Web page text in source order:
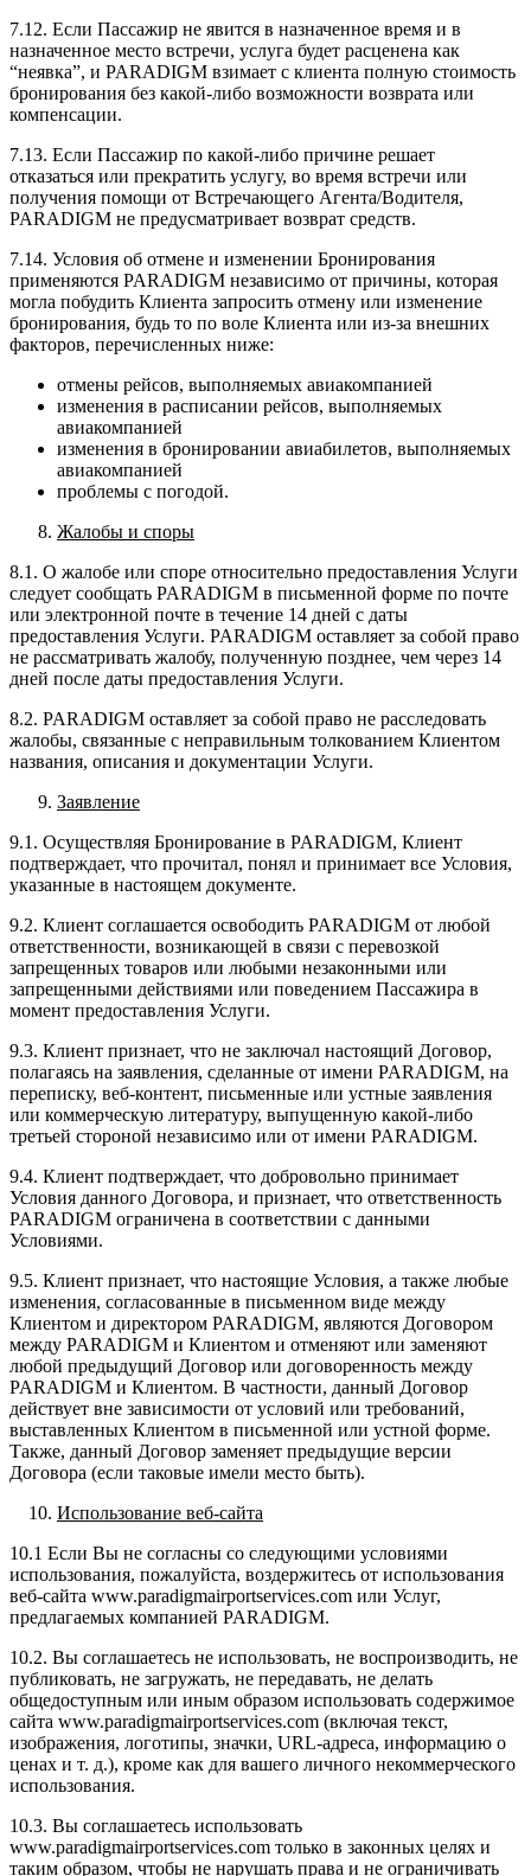
7.12. Если Пассажир не явится в назначенное время и в
назначенное место встречи, услуга будет расценена как
“неявка”, и PARADIGM взимает с клиента полную стоимость
бронирования без какой-либо возможности возврата или
компенсации.
7.13. Если Пассажир по какой-либо причине решает
отказаться или прекратить услугу, во время встречи или
получения помощи от Встречающего Агента/Водителя,
PARADIGM не предусматривает возврат средств.
7.14. Условия об отмене и изменении Бронирования
применяются PARADIGM независимо от причины, которая
могла побудить Клиента запросить отмену или изменение
бронирования, будь то по воле Клиента или из-за внешних
факторов, перечисленных ниже:
отмены рейсов, выполняемых авиакомпанией
изменения в расписании рейсов, выполняемых
авиакомпанией
изменения в бронировании авиабилетов, выполняемых
авиакомпанией
проблемы с погодой.
Жалобы и споры
8.1. О жалобе или споре относительно предоставления Услуги
следует сообщать PARADIGM в письменной форме по почте
или электронной почте в течение 14 дней с даты
предоставления Услуги. PARADIGM оставляет за собой право
не рассматривать жалобу, полученную позднее, чем через 14
дней после даты предоставления Услуги.
8.2. PARADIGM оставляет за собой право не расследовать
жалобы, связанные с неправильным толкованием Клиентом
названия, описания и документации Услуги.
Заявление
9.1. Осуществляя Бронирование в PARADIGM, Клиент
подтверждает, что прочитал, понял и принимает все Условия,
указанные в настоящем документе.
9.2. Клиент соглашается освободить PARADIGM от любой
ответственности, возникающей в связи с перевозкой
запрещенных товаров или любыми незаконными или
запрещенными действиями или поведением Пассажира в
момент предоставления Услуги.
9.3. Клиент признает, что не заключал настоящий Договор,
полагаясь на заявления, сделанные от имени PARADIGM, на
переписку, веб-контент, письменные или устные заявления
или коммерческую литературу, выпущенную какой-либо
третьей стороной независимо или от имени PARADIGM.
9.4. Клиент подтверждает, что добровольно принимает
Условия данного Договора, и признает, что ответственность
PARADIGM ограничена в соответствии с данными
Условиями.
9.5. Клиент признает, что настоящие Условия, а также любые
изменения, согласованные в письменном виде между
Клиентом и директором PARADIGM, являются Договором
между PARADIGM и Клиентом и отменяют или заменяют
любой предыдущий Договор или договоренность между
PARADIGM и Клиентом. В частности, данный Договор
действует вне зависимости от условий или требований,
выставленных Клиентом в письменной или устной форме.
Также, данный Договор заменяет предыдущие версии
Договора (если таковые имели место быть).
Использование веб-сайта
10.1 Если Вы не согласны со следующими условиями
использования, пожалуйста, воздержитесь от использования
веб-сайта www.paradigmairportservices.com или Услуг,
предлагаемых компанией PARADIGM.
10.2. Вы соглашаетесь не использовать, не воспроизводить, не
публиковать, не загружать, не передавать, не делать
общедоступным или иным образом использовать содержимое
сайта www.paradigmairportservices.com (включая текст,
изображения, логотипы, значки, URL-адреса, информацию о
ценах и т. д.), кроме как для вашего личного некоммерческого
использования.
10.3. Вы соглашаетесь использовать
www.paradigmairportservices.com только в законных целях и
таким образом, чтобы не нарушать права и не ограничивать